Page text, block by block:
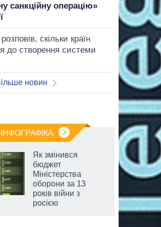
санкційну операцію»
скільки країн
до створення системи
новин
ІНФОГРАФІКА
Як змінився
бюджет
Міністерства
оборони за 13
років війни з
росією